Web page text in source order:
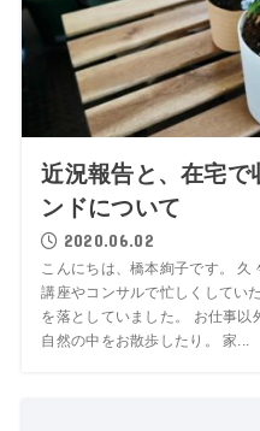
近況報告と、在宅で
ンドについて
2020.06.02
こんにちは、橋本絢子です。 久
講座やコンサルで忙しくしてい
を落としていました。 お仕事以
自然の中をお散歩したり。 家...